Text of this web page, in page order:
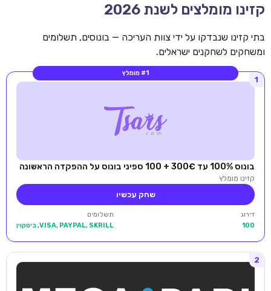
קזינו מומלצים לשנת 2026
בתי קזינו שנבדקו על ידי צוות העריכה — בונוסים, תשלומים
ומשחקים לשחקנים ישראלים.
#1 מומלץ
1
בונוס 100% עד 300€ + 100 ספיני בונוס על ההפקדה הראשונה
קזינו מומלץ
שחק עכשיו
דירוג
100
תשלומים
VISA, PAYPAL, SKRILL, ביטקוין
2